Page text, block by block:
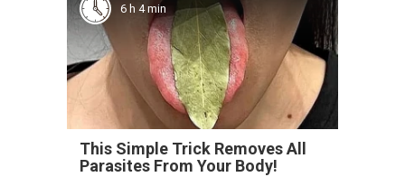
6 h 4 min
This Simple Trick Removes All
Parasites From Your Body!